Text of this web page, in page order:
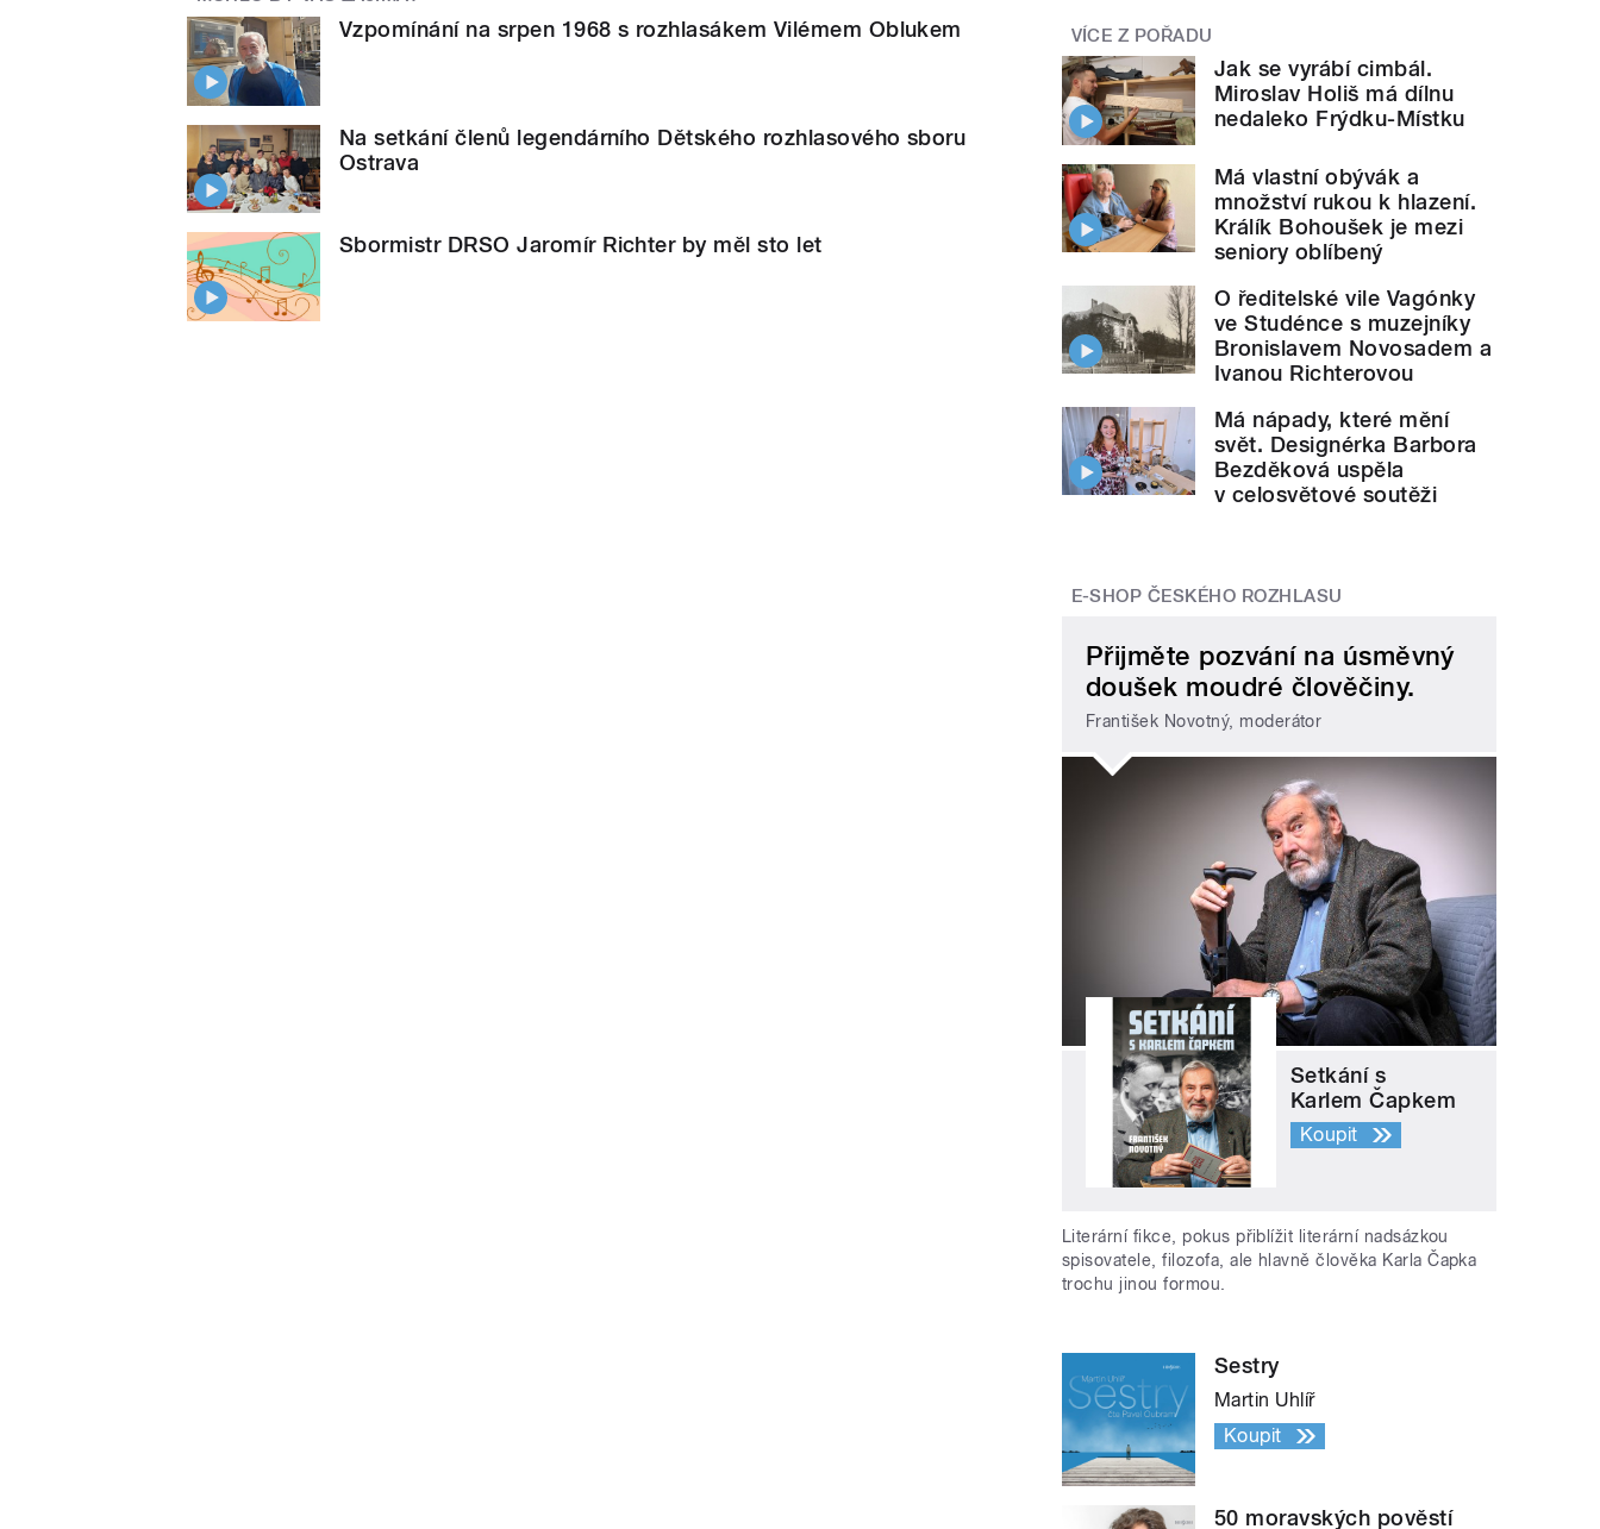
Vzpomínání na srpen 1968 s rozhlasákem Vilémem Oblukem
Na setkání členů legendárního Dětského rozhlasového sboru
Ostrava
Sbormistr DRSO Jaromír Richter by měl sto let
VÍCE Z POŘADU
Jak se vyrábí cimbál.
Miroslav Holiš má dílnu
nedaleko Frýdku-Místku
Má vlastní obývák a
množství rukou k hlazení.
Králík Bohoušek je mezi
seniory oblíbený
O ředitelské vile Vagónky
ve Studénce s muzejníky
Bronislavem Novosadem a
Ivanou Richterovou
Má nápady, které mění
svět. Designérka Barbora
Bezděková uspěla
v celosvětové soutěži
E-SHOP ČESKÉHO ROZHLASU
Přijměte pozvání na úsměvný
doušek moudré člověčiny.
František Novotný, moderátor
Setkání s
Karlem Čapkem
Koupit
Literární fikce, pokus přiblížit literární nadsázkou
spisovatele, filozofa, ale hlavně člověka Karla Čapka
trochu jinou formou.
Sestry
Martin Uhlíř
Koupit
50 moravských pověstí